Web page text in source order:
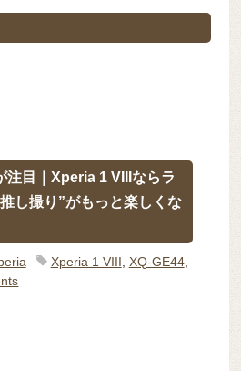
注目｜Xperia 1 VIIIならラ
し撮り”がもっと楽しくな
Xperia 1 VIII XQ-GE44,